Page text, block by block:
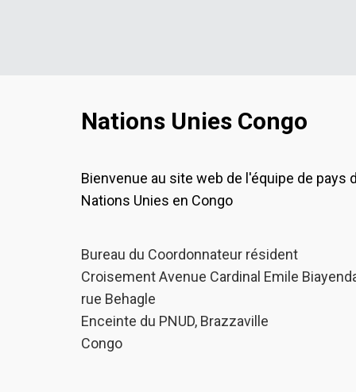
Nations Unies Congo
Bienvenue au site web de l'équipe de pays
Nations Unies en Congo
Bureau du Coordonnateur résident
Croisement Avenue Cardinal Emile
rue Behagle
Enceinte du PNUD, Brazzaville
Congo